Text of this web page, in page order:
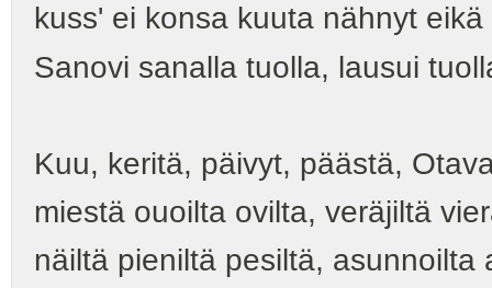
kuss' ei konsa kuuta nähnyt
Sanovi sanalla tuolla, lausui
Kuu, keritä, päivyt, päästä,
miestä ouoilta ovilta, veräjiltä
näiltä pieniltä pesiltä, asunnoilta